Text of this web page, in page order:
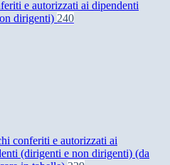
e autorizzati ai dipendenti
dirigenti) 240
conferiti e autorizzati ai
(dirigenti e non dirigenti) (da